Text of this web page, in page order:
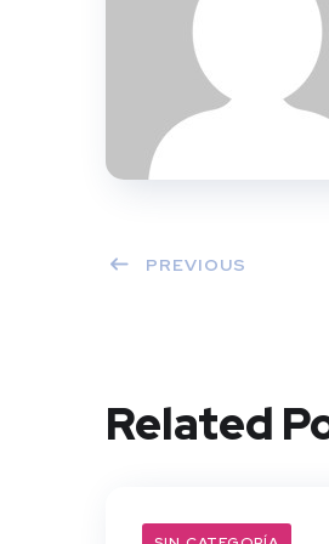
PREVIOUS
Related